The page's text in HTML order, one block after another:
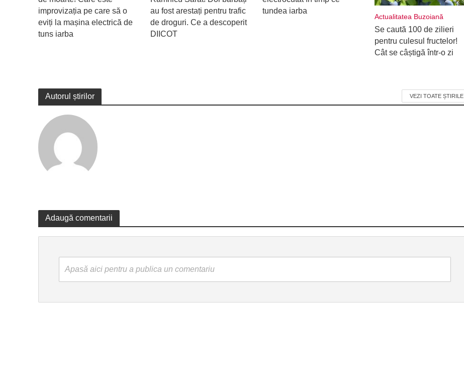
improvizația pe care să o
eviți la mașina electrică de
tuns iarba
au fost arestați pentru trafic
de droguri. Ce a descoperit
DIICOT
tundea iarba
Actualitatea Buzoiană
Se caută 100 de zilieri
pentru culesul fructelor!
Cât se câștigă într-o zi
Autorul știrilor VEZI TOATE ȘTIRILE
Adaugă comentarii
Apasă aici pentru a publica un comentariu